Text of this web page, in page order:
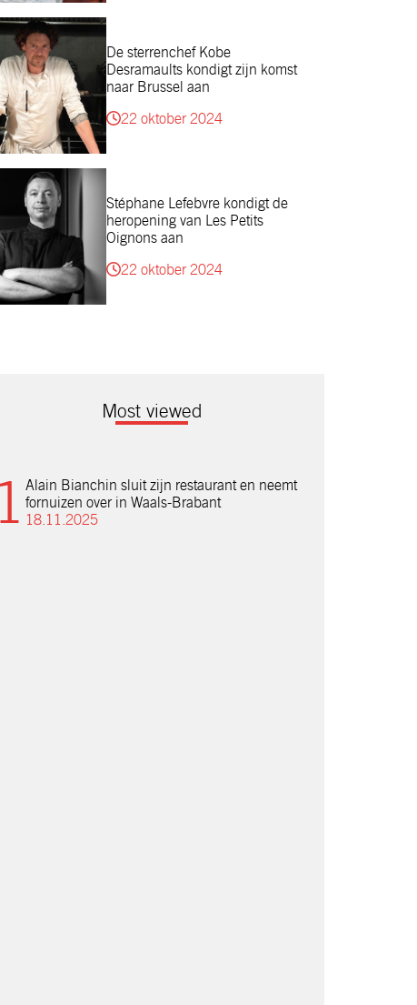
De sterrenchef Kobe
Desramaults kondigt zijn komst
naar Brussel aan
22 oktober 2024
Stéphane Lefebvre kondigt de
heropening van Les Petits
Oignons aan
22 oktober 2024
Most viewed
Alain Bianchin sluit zijn restaurant en neemt
fornuizen over in Waals-Brabant
18.11.2025